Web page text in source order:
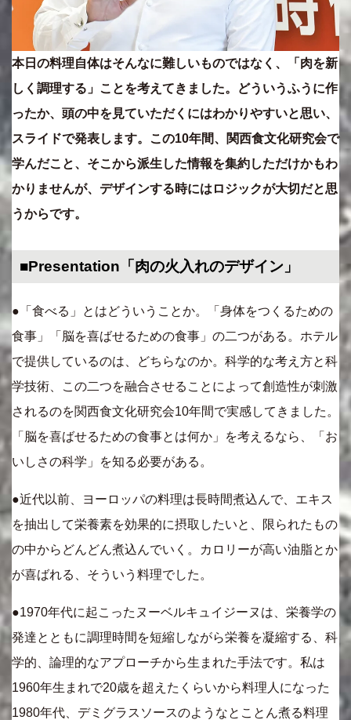
本日の料理自体はそんなに難しいものではなく、「肉を新
しく調理する」ことを考えてきました。どういうふうに作
ったか、頭の中を見ていただくにはわかりやすいと思い、
スライドで発表します。この10年間、関西食文化研究会で
学んだこと、そこから派生した情報を集約しただけかもわ
かりませんが、デザインする時にはロジックが大切だと思
うからです。
■Presentation「肉の火入れのデザイン」
●「食べる」とはどういうことか。「身体をつくるための
食事」「脳を喜ばせるための食事」の二つがある。ホテル
で提供しているのは、どちらなのか。科学的な考え方と科
学技術、この二つを融合させることによって創造性が刺激
されるのを関西食文化研究会10年間で実感してきました。
「脳を喜ばせるための食事とは何か」を考えるなら、「お
いしさの科学」を知る必要がある。
●近代以前、ヨーロッパの料理は長時間煮込んで、エキス
を抽出して栄養素を効果的に摂取したいと、限られたもの
の中からどんどん煮込んでいく。カロリーが高い油脂とか
が喜ばれる、そういう料理でした。
●1970年代に起こったヌーベルキュイジーヌは、栄養学の
発達とともに調理時間を短縮しながら栄養を凝縮する、科
学的、論理的なアプローチから生まれた手法です。私は
1960年生まれで20歳を超えたくらいから料理人になった
1980年代、デミグラスソースのようなとことん煮る料理